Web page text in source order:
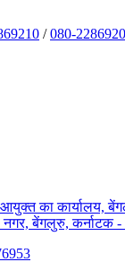
/080-
का कार्यालय,
नगर, बेंगलुरु, कर्नाटक -